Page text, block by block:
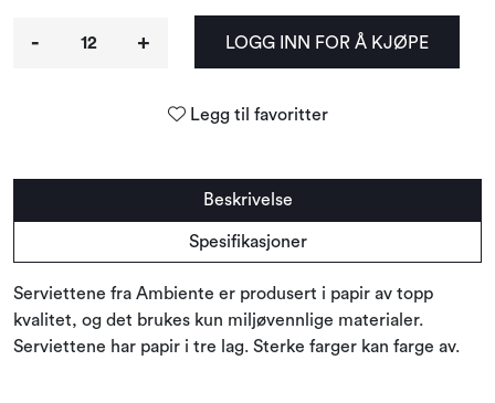
- + LOGG INN FOR Å KJØPE
Legg til favoritter
Beskrivelse
Spesifikasjoner
Serviettene fra Ambiente er produsert i papir av topp
kvalitet, og det brukes kun miljøvennlige materialer.
Serviettene har papir i tre lag. Sterke farger kan farge av.